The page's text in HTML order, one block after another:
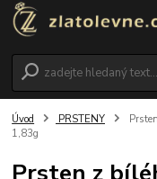
Úvod PRSTENY
1,83g